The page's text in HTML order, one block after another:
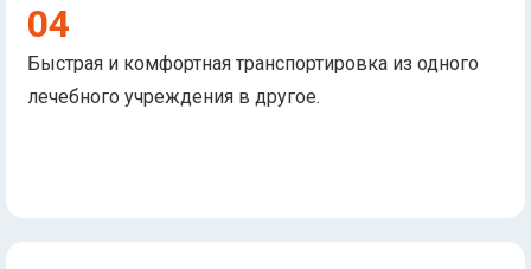
04
Быстрая и комфортная транспортировка из одного
лечебного учреждения в другое.